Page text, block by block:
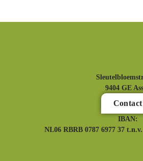
9404 GE
Contact
IBAN:
NL06 RBRB 0787 6977 37